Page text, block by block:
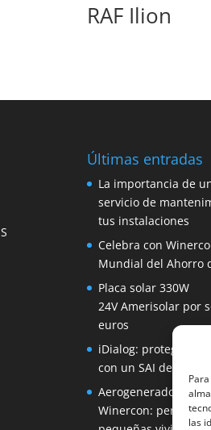
las
RAF Ilion
Últimas entradas
La importancia de
servicio de
tus instalaciones
Celebra con
Mundial del Ahorro
Placa solar 330W
24V Amerisolar por
euros
iDialog: protege tus
con un SAI de fácil
Aerogenerador
Winercon: perfecto